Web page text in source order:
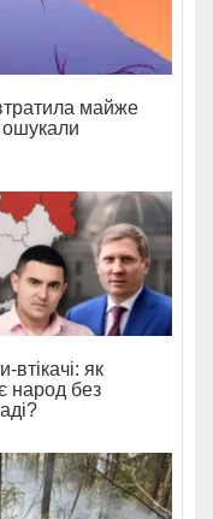
майже
ошукали
втікачі: як
народ без